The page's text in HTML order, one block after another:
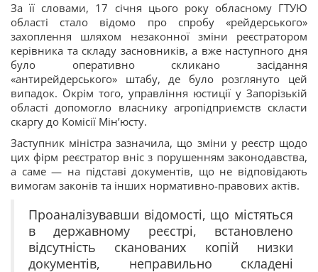
За її словами, 17 січня цього року обласному ГТУЮ
області стало відомо про спробу «рейдерського»
захоплення шляхом незаконної зміни реєстратором
керівника та складу засновників, а вже наступного дня
було оперативно скликано засідання
«антирейдерського» штабу, де було розглянуто цей
випадок. Окрім того, управління юстиції у Запорізькій
області допомогло власнику агропідприємств скласти
скаргу до Комісії Мін’юсту.
Заступник міністра зазначила, що зміни у реєстр щодо
цих фірм реєстратор вніс з порушенням законодавства,
а саме — на підставі документів, що не відповідають
вимогам законів та інших нормативно-правових актів.
Проаналізувавши відомості, що містяться
в державному реєстрі, встановлено
відсутність сканованих копій низки
документів, неправильно складені